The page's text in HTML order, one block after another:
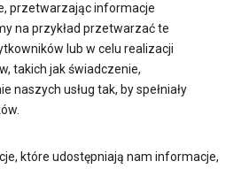
przetwarzając informacje
na przykład przetwarzać te
lub w celu realizacji
takich jak świadczenie,
naszych usług tak, by spełniały
które udostępniają nam informacje,